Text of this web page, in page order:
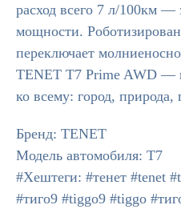
расход всего 7 л/100км —
мощности.
переключает
TENET T7 Prime AWD —
ко всему: город, природа,
Бренд: TENET
Модель автомобиля: T7
#Хештеги: #тенет #tenet
#тиго9 #tiggo9 #tiggo